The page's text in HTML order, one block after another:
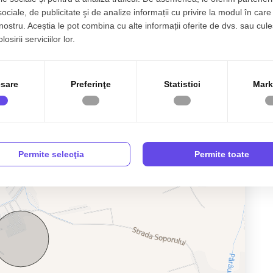
de publicitate şi de analize informații cu privire la modul în care
Aceștia le pot combina cu alte informații oferite de dvs. sau
serviciilor lor.
Preferinţe Statistici
Permite selecţia Permite toate